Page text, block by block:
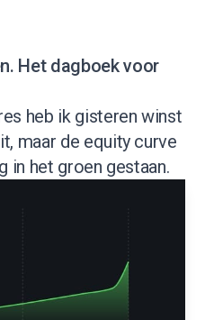
Het dagboek voor
heb ik gisteren winst
maar de equity curve
in het groen gestaan.